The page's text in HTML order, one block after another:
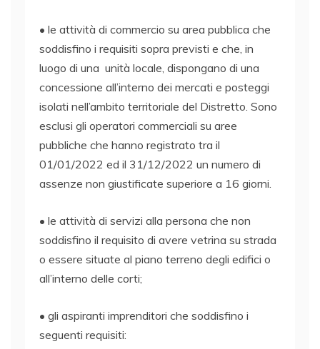
• le attività di commercio su area pubblica che
soddisfino i requisiti sopra previsti e che, in
luogo di una unità locale, dispongano di una
concessione all’interno dei mercati e posteggi
isolati nell’ambito territoriale del Distretto. Sono
esclusi gli operatori commerciali su aree
pubbliche che hanno registrato tra il
01/01/2022 ed il 31/12/2022 un numero di
assenze non giustificate superiore a 16 giorni.
• le attività di servizi alla persona che non
soddisfino il requisito di avere vetrina su strada
o essere situate al piano terreno degli edifici o
all’interno delle corti;
• gli aspiranti imprenditori che soddisfino i
seguenti requisiti: